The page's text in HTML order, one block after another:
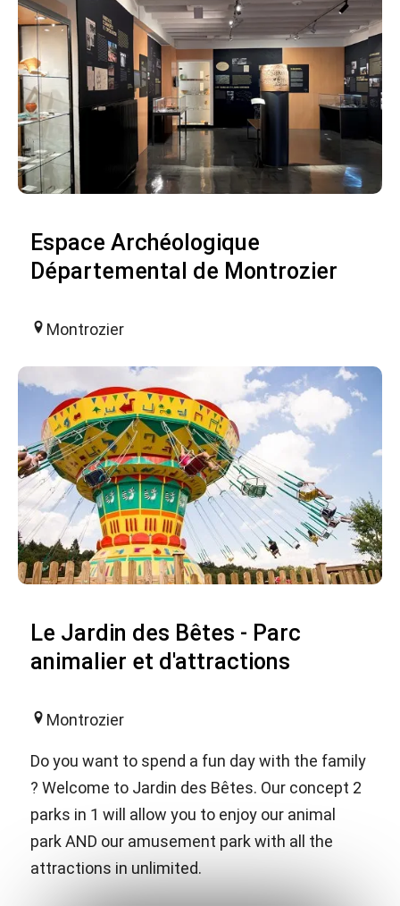
Espace Archéologique
Départemental de Montrozier
Montrozier
Le Jardin des Bêtes - Parc
animalier et d'attractions
Montrozier
Do you want to spend a fun day with the family
? Welcome to Jardin des Bêtes. Our concept 2
parks in 1 will allow you to enjoy our animal
park AND our amusement park with all the
attractions in unlimited.